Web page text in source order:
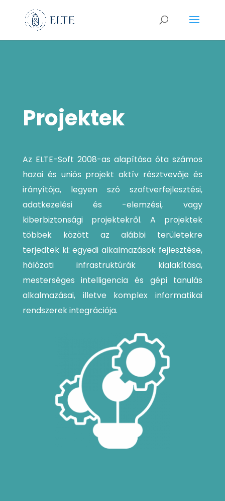
Projektek
Az ELTE-Soft 2008-as alapítása óta számos
hazai és uniós projekt aktív résztvevője és
irányítója, legyen szó szoftverfejlesztési,
adatkezelési és -elemzési, vagy
kiberbiztonsági projektekről. A projektek
többek között az alábbi területekre
terjedtek ki: egyedi alkalmazások fejlesztése,
hálózati infrastruktúrák kialakítása,
mesterséges intelligencia és gépi tanulás
alkalmazásai, illetve komplex informatikai
rendszerek integrációja.